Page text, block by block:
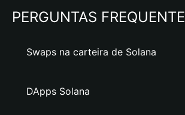
PERGUNTAS
Swaps na carteira de Solana
DApps Solana